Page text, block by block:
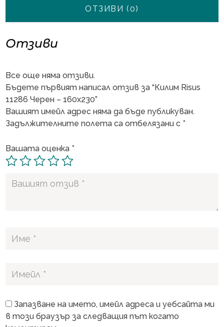
ОТЗИВИ (0)
Отзиви
Все още няма отзиви.
Бъдете първият написал отзив за “Килим Risus
11286 Черен – 160х230”
Вашият имейл адрес няма да бъде публикуван.
Задължителните полета са отбелязани с *
Вашата оценка *
Запазване на името, имейл адреса и уебсайта ми
в този браузър за следващия път когато